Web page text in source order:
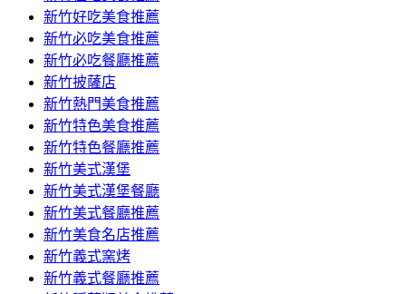
新竹好吃美食推薦
新竹必吃美食推薦
新竹必吃餐廳推薦
新竹披薩店
新竹熱門美食推薦
新竹特色美食推薦
新竹特色餐廳推薦
新竹美式漢堡
新竹美式漢堡餐廳
新竹美式餐廳推薦
新竹美食名店推薦
新竹義式窯烤
新竹義式餐廳推薦